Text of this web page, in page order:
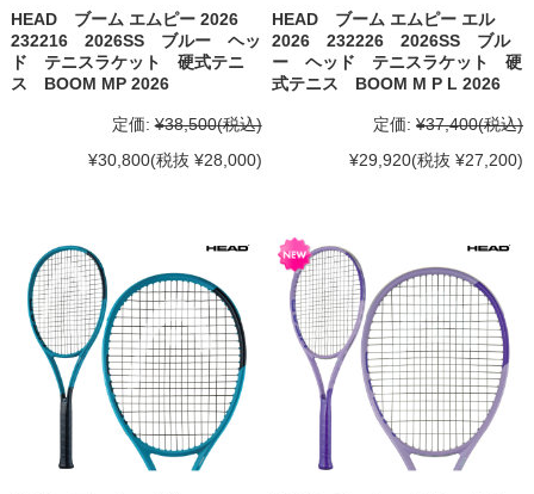
HEAD ブーム エムピー 2026
232216 2026SS ブルー ヘッ
ド テニスラケット 硬式テニ
ス BOOM MP 2026
定価: ¥38,500(税込)
¥30,800(税抜 ¥28,000)
HEAD ブーム エムピー エル
2026 232226 2026SS ブル
ー ヘッド テニスラケット 硬
式テニス BOOM M P L 2026
定価: ¥37,400(税込)
¥29,920(税抜 ¥27,200)